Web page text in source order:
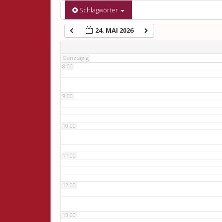
Schlagwörter
24. MAI 2026
Ganztägig
6:00
7:00
8:00
9:00
10:00
11:00
12:00
13:00